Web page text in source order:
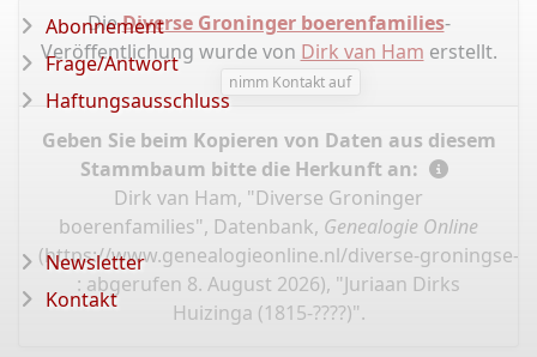
DieDiverse Groninger boerenfamilies-
Veröffentlichung wurde von Dirk van Ham erstellt.
nimm Kontakt auf
Geben Sie beim Kopieren von Daten aus diesem
Stammbaum bitte die Herkunft an:
Dirk van Ham, "Diverse Groninger
boerenfamilies", Datenbank, Genealogie Online
(https://www.genealogieonline.nl/diverse-groningse-
: abgerufen 8. August 2026), "Juriaan Dirks
Huizinga (1815-????)".
Abonnement
Frage/Antwort
Haftungsausschluss
Newsletter
Kontakt